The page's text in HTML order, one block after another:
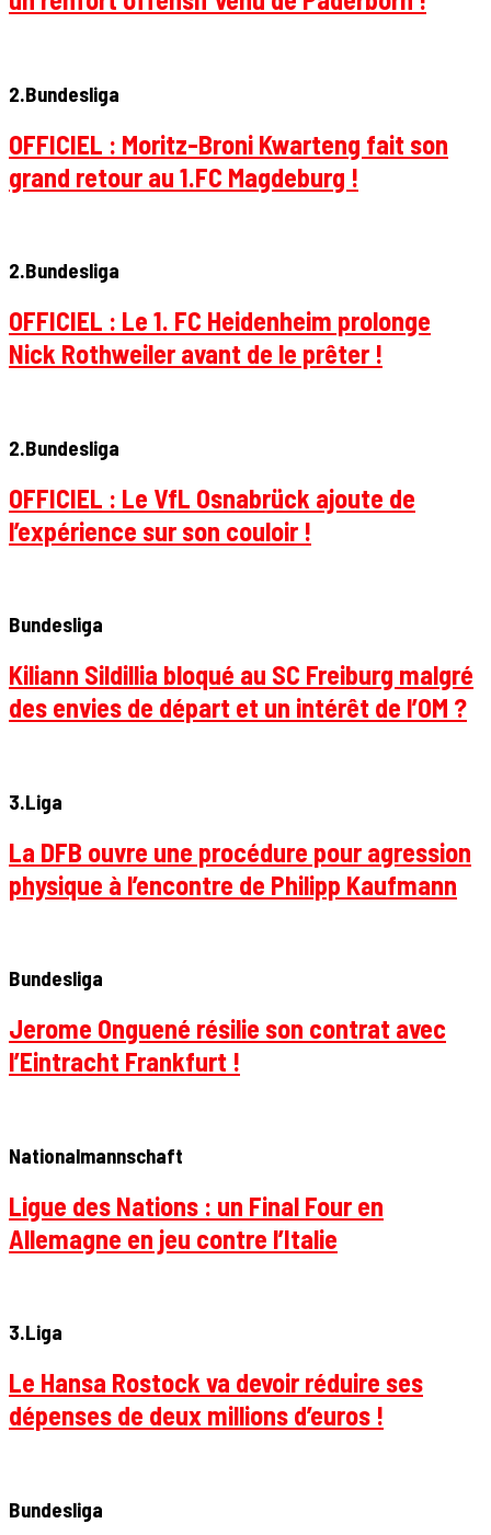
2.Bundesliga
OFFICIEL : Moritz-Broni Kwarteng fait son
grand retour au 1.FC Magdeburg !
2.Bundesliga
OFFICIEL : Le 1. FC Heidenheim prolonge
Nick Rothweiler avant de le prêter !
2.Bundesliga
OFFICIEL : Le VfL Osnabrück ajoute de
l’expérience sur son couloir !
Bundesliga
Kiliann Sildillia bloqué au SC Freiburg malgré
des envies de départ et un intérêt de l’OM ?
3.Liga
La DFB ouvre une procédure pour agression
physique à l’encontre de Philipp Kaufmann
Bundesliga
Jerome Onguené résilie son contrat avec
l’Eintracht Frankfurt !
Nationalmannschaft
Ligue des Nations : un Final Four en
Allemagne en jeu contre l’Italie
3.Liga
Le Hansa Rostock va devoir réduire ses
dépenses de deux millions d’euros !
Bundesliga